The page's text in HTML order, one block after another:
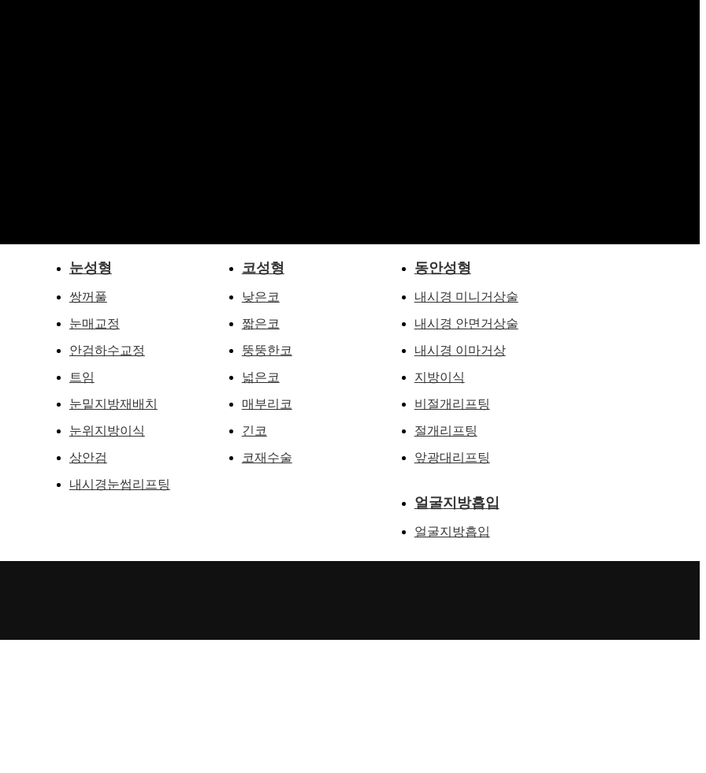
눈성형
쌍꺼풀
눈매교정
안검하수교정
트임
눈밑지방재배치
눈위지방이식
상안검
내시경눈썹리프팅
코성형
낮은코
짧은코
뚱뚱한코
넓은코
매부리코
긴코
코재수술
동안성형
내시경 미니거상술
내시경 안면거상술
내시경 이마거상
지방이식
비절개리프팅
절개리프팅
앞광대리프팅
얼굴지방흡입
얼굴지방흡입